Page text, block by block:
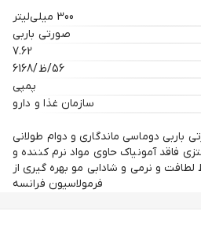
300 میلی‌لیتر
صورتی باربی
7.62
56/ظ/6168
پمپی
سازمان غذا و دارو
باربی دوماسی ماندگاری و دوام طولانی
فاقد آمونیاک حاوی مواد نرم کننده و
و نرمی و شادابی مو بهره گیری از
فرمولاسیون فرانسه